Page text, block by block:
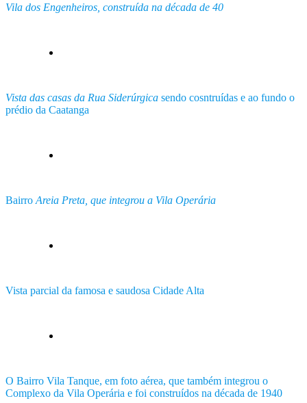
Vila dos Engenheiros, construída na década de 40
Vista das casas da Rua Siderúrgica sendo cosntruídas e ao fundo o
prédio da Caatanga
Bairro Areia Preta, que integrou a Vila Operária
Vista parcial da famosa e saudosa Cidade Alta
O Bairro Vila Tanque, em foto aérea, que também integrou o
Complexo da Vila Operária e foi construídos na década de 1940